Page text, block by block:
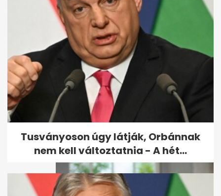
Harry herceg szerint "nagyon
sok mindenre nincs
magyarázat"...
Tusványoson úgy látják, Orbánnak
nem kell változtatnia - A hét...